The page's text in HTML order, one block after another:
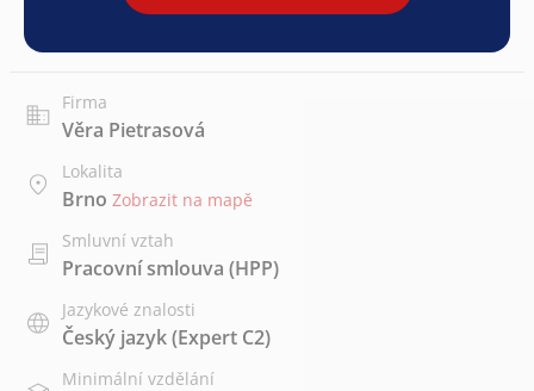
Firma
Věra Pietrasová
Lokalita
Brno Zobrazit na mapě
Smluvní vztah
Pracovní smlouva (HPP)
Jazykové znalosti
Český jazyk(Expert C2)
Minimální vzdělání